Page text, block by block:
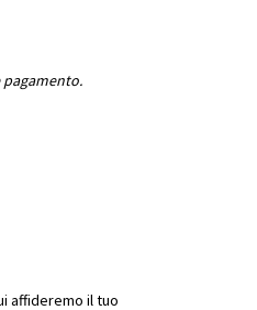
affideremo il tuo